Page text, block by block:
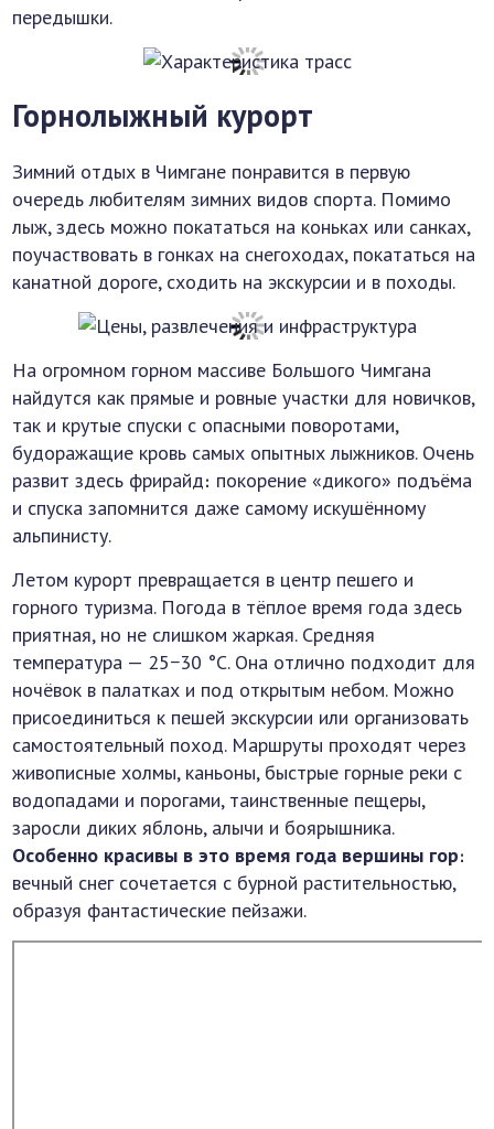
передышки.
Горнолыжный курорт
Зимний отдых в Чимгане понравится в первую
очередь любителям зимних видов спорта. Помимо
лыж, здесь можно покататься на коньках или санках,
поучаствовать в гонках на снегоходах, покататься на
канатной дороге, сходить на экскурсии и в походы.
На огромном горном массиве Большого Чимгана
найдутся как прямые и ровные участки для новичков,
так и крутые спуски с опасными поворотами,
будоражащие кровь самых опытных лыжников. Очень
развит здесь фрирайд։ покорение «дикого» подъёма
и спуска запомнится даже самому искушённому
альпинисту.
Летом курорт превращается в центр пешего и
горного туризма. Погода в тёплое время года здесь
приятная, но не слишком жаркая. Средняя
температура — 25−30 °C. Она отлично подходит для
ночёвок в палатках и под открытым небом. Можно
присоединиться к пешей экскурсии или организовать
самостоятельный поход. Маршруты проходят через
живописные холмы, каньоны, быстрые горные реки с
водопадами и порогами, таинственные пещеры,
заросли диких яблонь, алычи и боярышника.
Особенно красивы в это время года вершины гор։
вечный снег сочетается с бурной растительностью,
образуя фантастические пейзажи.